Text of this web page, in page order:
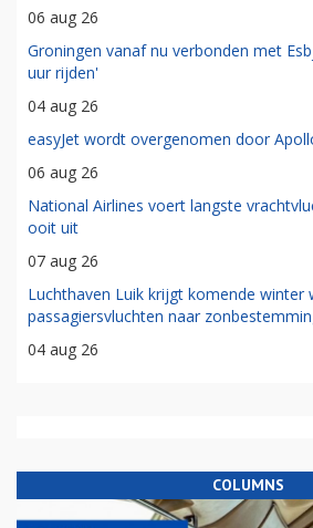
06 aug 26
Groningen vanaf nu verbonden met
uur rijden'
04 aug 26
easyJet wordt overgenomen door
06 aug 26
National Airlines voert langste
ooit uit
07 aug 26
Luchthaven Luik krijgt komende winter
passagiersvluchten naar
04 aug 26
COLUMNS